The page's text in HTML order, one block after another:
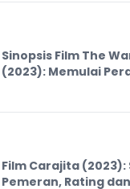
Sinopsis Film The
(2023): Memulai
Film Carajita (2023):
Pemeran, Rating